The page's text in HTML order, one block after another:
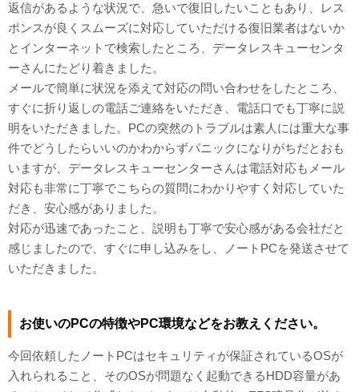
返信があるような状況で、急いで復旧したいこともあり、レス
ポンスが良くスムーズに対応していただける復旧業者はないか
とインターネットで検索したところ、データレスキューセンタ
ーさんにたどり着きました。
メールで簡単に状況を添えて対応の問い合わせをしたところ、
すぐに折り返しの電話ご連絡をいただき、電話口でも丁寧に説
明をいただきました。PCの突然のトラブルは素人には重大な事
件でどうしたらいいのかわからずパニックになりがちだとおも
いますが、データレスキューセンターさんは電話対応もメール
対応も非常に丁寧でこちらの質問にわかりやすく対応していた
だき、安心感がありました。
対応が迅速であったこと、説明も丁寧で安心感がある会社だと
感じましたので、すぐに申し込みをし、ノートPCを発送させて
いただきました。
お使いのPCの特徴やPC環境などをお教えください。
今回依頼したノートPCはセキュリティが保証されているOSが
入れられること、そのOSが問題なく起動できるHDD容量があ